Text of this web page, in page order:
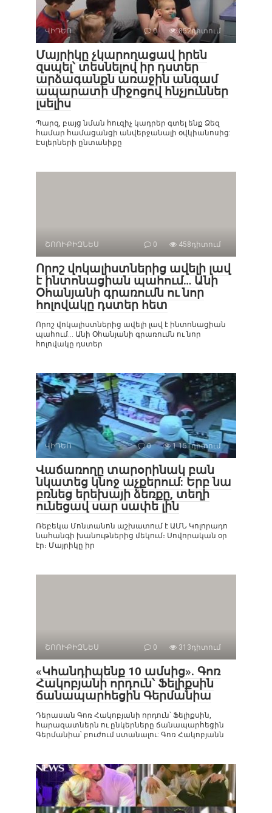
ՎԻԴԵՈ 0 852դիտում
Մայրիկը չկարողացավ իրեն
զսպել՝ տեսնելով իր դստեր
արձագանքն առաջին անգամ
ապարատի միջոցով հնչյուններ
լսելիս
Պարզ, բայց նման հուզիչ կադրեր գտել ենք Ձեզ
համար համացանցի անվերջանալի օվկիանոսից:
Էսլերների ընտանիքը
ՇՈՈՒ-ԲԻԶՆԵՍ 0 458դիտում
Որոշ վոկալիստներից ավելի լավ
է ինտոնացիան պահում… Անի
Օհանյանի գրառումն ու նոր
հոլովակը դստեր հետ
Որոշ վոկալիստներից ավելի լավ է ինտոնացիան
պահում… Անի Օհանյանի գրառումն ու նոր
հոլովակը դստեր
ՎԻԴԵՈ 0 1 151դիտում
Վաճառողը տարօրինակ բան
նկատեց կնոջ աչքերում: Երբ նա
բռնեց երեխայի ձեռքը, տեղի
ունեցավ սար սափե լին
Ռեբեկա Մոնտանոն աշխատում է ԱՄՆ Կոլորադո
նահանգի խանութներից մեկում։ Սովորական օր
էր։ Մայրիկը իր
ՇՈՈՒ-ԲԻԶՆԵՍ 0 313դիտում
«Կհանդիպենք 10 ամսից». Գոռ
Հակոբյանի որդուն՝ Ֆելիքսին
ճանապարհեցին Գերմանիա
Դերասան Գոռ Հակոբյանի որդուն՝ Ֆելիքսին,
հարազատներն ու ընկերները ճանապարհեցին
Գերմանիա՝ բուժում ստանալու: Գոռ Հակոբյանն